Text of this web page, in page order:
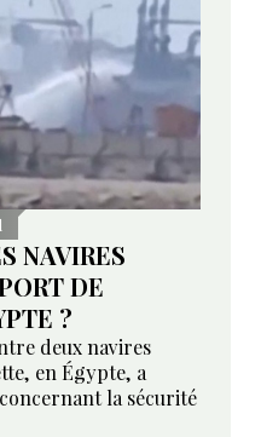
NAVIRES
DE
?
deux navires
en Égypte, a
la sécurité